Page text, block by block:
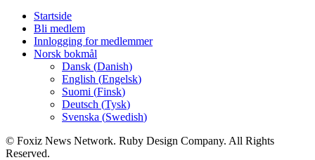
Startside
Bli medlem
Innlogging for medlemmer
Norsk bokmål
Dansk (Danish)
English (Engelsk)
Suomi (Finsk)
Deutsch (Tysk)
Svenska (Swedish)
© Foxiz News Network. Ruby Design Company. All Rights
Reserved.